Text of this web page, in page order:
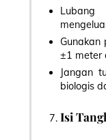
Gunakan
±1 meter
Jangan
biologis
Isi